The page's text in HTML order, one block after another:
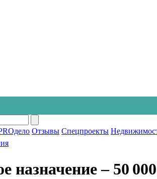
Отзывы Спецпроекты
назначение‒ 50